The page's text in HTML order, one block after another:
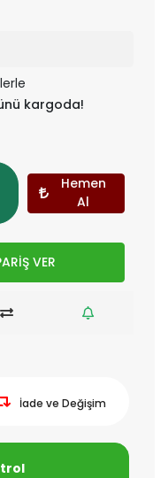
kargoda!
Hemen
Al
VER
İade ve Değişim